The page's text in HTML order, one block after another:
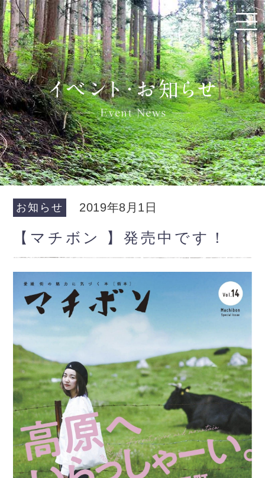
お知らせ 2019年8月1日
【マチボン 】発売中です！